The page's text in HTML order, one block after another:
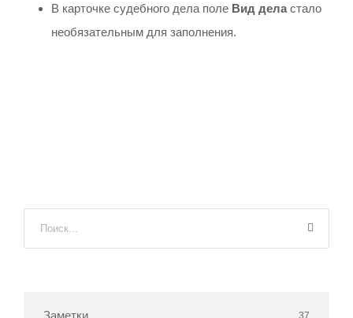
В карточке судебного дела поле Вид деластало
необязательным для заполнения.
Заметки 37